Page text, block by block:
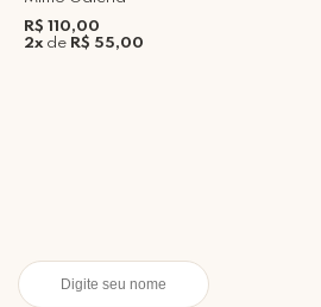
R$ 110,00
2xde R$ 55,00